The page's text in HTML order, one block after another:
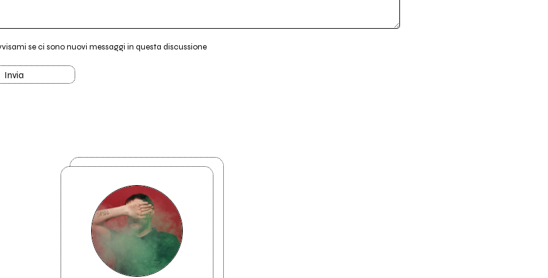
se ci sono nuovi messaggi in questa discussione
Invia